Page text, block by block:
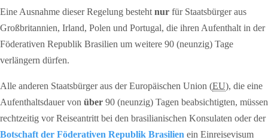
Eine Ausnahme dieser Regelung besteht nur für Staatsbürger aus
Großbritannien, Irland, Polen und Portugal, die ihren Aufenthalt in der
Föderativen Republik Brasilien um weitere 90 (neunzig) Tage
verlängern dürfen.
Alle anderen Staatsbürger aus der Europäischen Union (EU), die eine
Aufenthaltsdauer von über 90 (neunzig) Tagen beabsichtigten, müssen
rechtzeitig vor Reiseantritt bei den brasilianischen Konsulaten oder der
Botschaft der Föderativen Republik Brasilien ein Einreisevisum